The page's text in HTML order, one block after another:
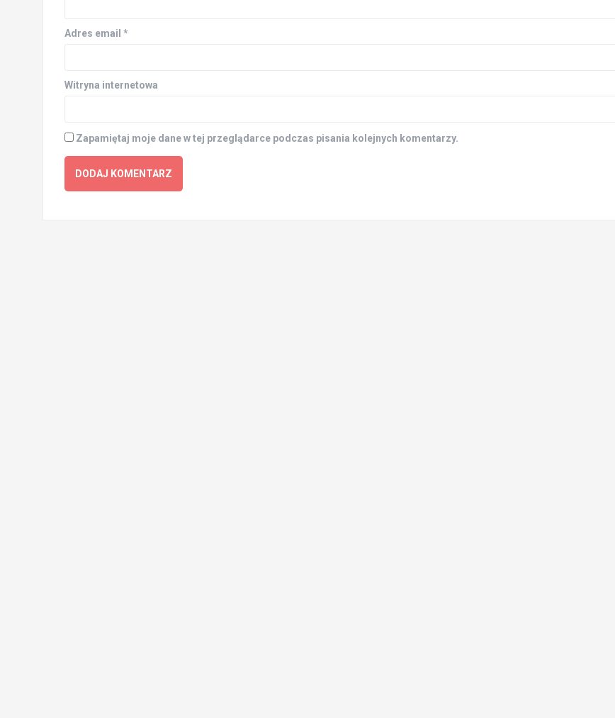
Adres email *
Witryna internetowa
Zapamiętaj moje dane w tej przeglądarce podczas pisania kolejnych komentarzy.